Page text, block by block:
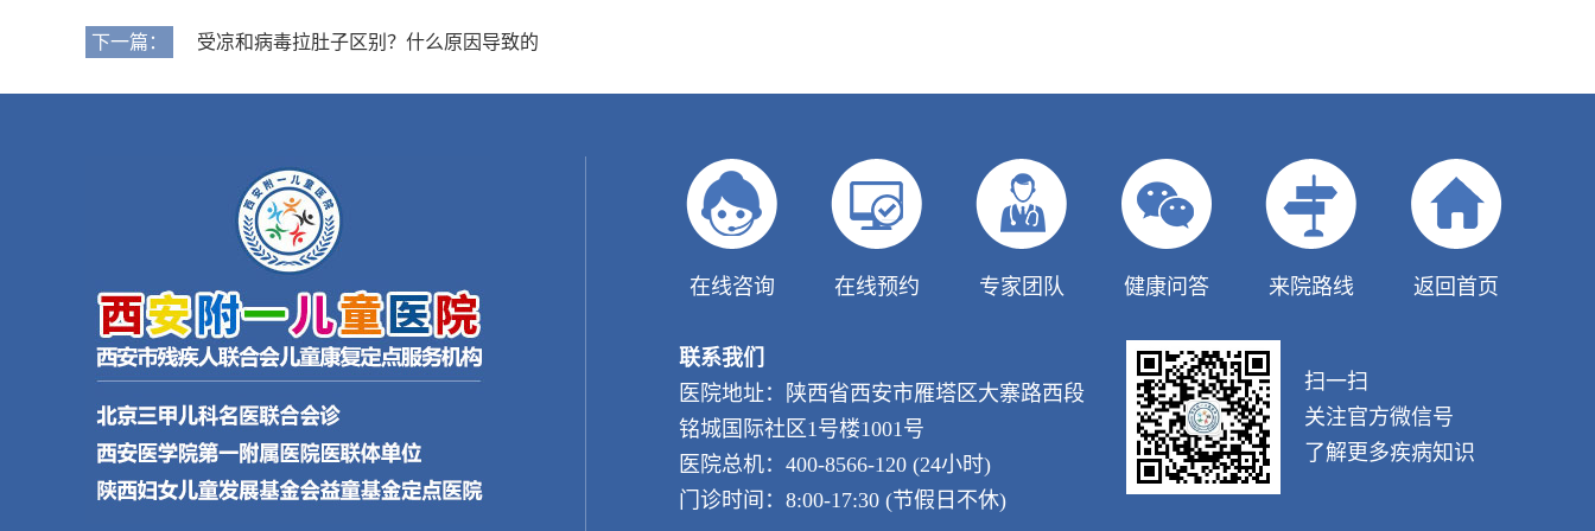
下一篇： 受凉和病毒拉肚子区别？什么原因导致的
在线咨询 在线预约 专家团队 健康问答 来院路线 返回首页
联系我们
医院地址：陕西省西安市雁塔区大寨路西段
铭城国际社区1号楼1001号
医院总机：400-8566-120 (24小时)
门诊时间：8:00-17:30 (节假日不休)
扫一扫
关注官方微信号
了解更多疾病知识